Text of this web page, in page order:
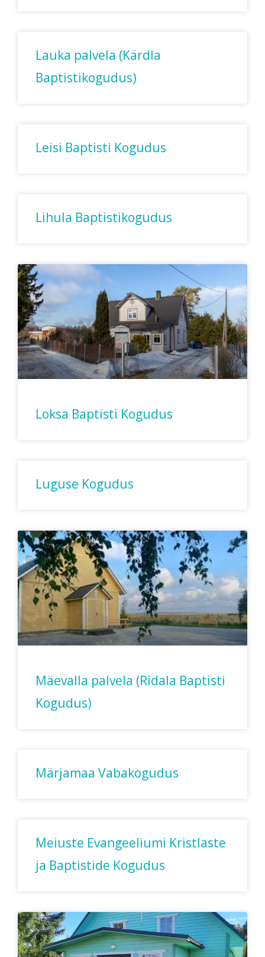
Lauka palvela (Kärdla
Baptistikogudus)
Leisi Baptisti Kogudus
Lihula Baptistikogudus
Loksa Baptisti Kogudus
Luguse Kogudus
Mäevalla palvela (Ridala Baptisti
Kogudus)
Märjamaa Vabakogudus
Meiuste Evangeeliumi Kristlaste
ja Baptistide Kogudus